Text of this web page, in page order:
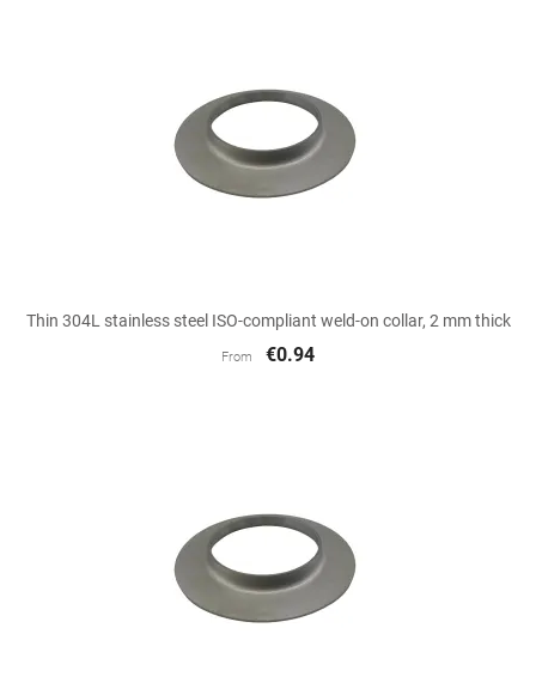
Thin 304L stainless steel ISO-compliant weld-on collar, 2 mm thick
From €0.94